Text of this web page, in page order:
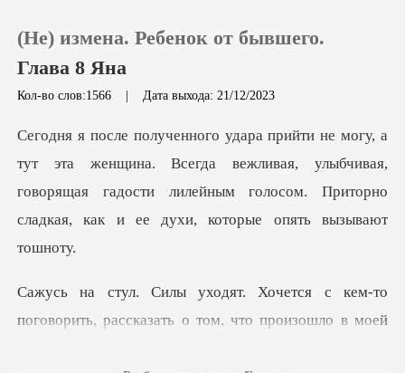
0
Выйти
(Не) измена. Ребенок от бывшего.
Глава 8 Яна
Кол-во слов:1566 | Дата выхода: 21/12/2023
на. Всегда вежливая, улыбчивая,
говорящая гадости лилейным голосо
ворить, рассказать о том, что произошло в моей